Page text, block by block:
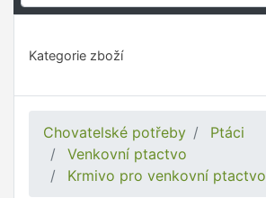
Kategorie zboží
Chovatelské potřeby
Ptáci
Venkovní ptactvo
Krmivo pro venkovní ptactvo